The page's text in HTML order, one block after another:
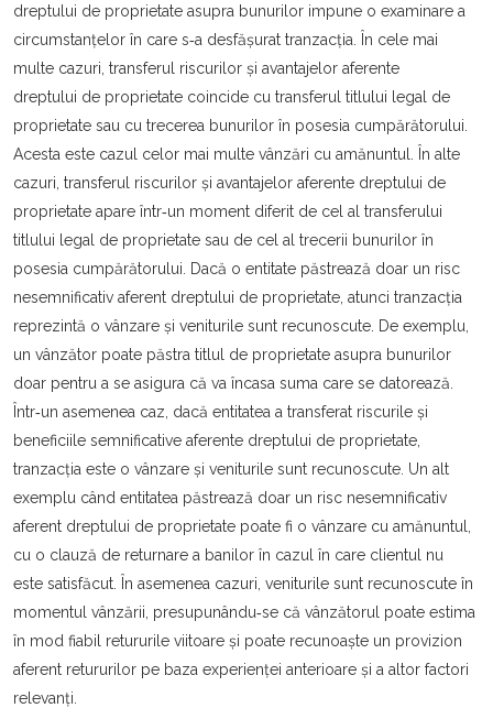
dreptului de proprietate asupra bunurilor impune o examinare a
circumstanțelor în care s‐a desfăşurat tranzacția. În cele mai
multe cazuri, transferul riscurilor şi avantajelor aferente
dreptului de proprietate coincide cu transferul titlului legal de
proprietate sau cu trecerea bunurilor în posesia cumpărătorului.
Acesta este cazul celor mai multe vânzări cu amănuntul. În alte
cazuri, transferul riscurilor şi avantajelor aferente dreptului de
proprietate apare într‐un moment diferit de cel al transferului
titlului legal de proprietate sau de cel al trecerii bunurilor în
posesia cumpărătorului. Dacă o entitate păstrează doar un risc
nesemnificativ aferent dreptului de proprietate, atunci tranzacția
reprezintă o vânzare şi veniturile sunt recunoscute. De exemplu,
un vânzător poate păstra titlul de proprietate asupra bunurilor
doar pentru a se asigura că va încasa suma care se datorează.
Într‐un asemenea caz, dacă entitatea a transferat riscurile şi
beneficiile semnificative aferente dreptului de proprietate,
tranzacția este o vânzare şi veniturile sunt recunoscute. Un alt
exemplu când entitatea păstrează doar un risc nesemnificativ
aferent dreptului de proprietate poate fi o vânzare cu amănuntul,
cu o clauză de returnare a banilor în cazul în care clientul nu
este satisfăcut. În asemenea cazuri, veniturile sunt recunoscute în
momentul vânzării, presupunându‐se că vânzătorul poate estima
în mod fiabil retururile viitoare şi poate recunoaşte un provizion
aferent retururilor pe baza experienței anterioare şi a altor factori
relevanți.